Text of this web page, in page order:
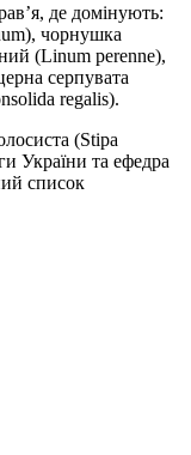
де домінують:
чорнушка
(Linum perenne),
серпувата
regalis).
(Stipa
України та ефедра
список